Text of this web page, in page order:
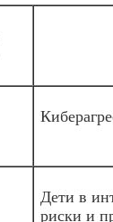
Дети в
риски и